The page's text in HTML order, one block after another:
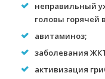
неправильный
головы горячей
авитаминоз;
заболевания
активизация